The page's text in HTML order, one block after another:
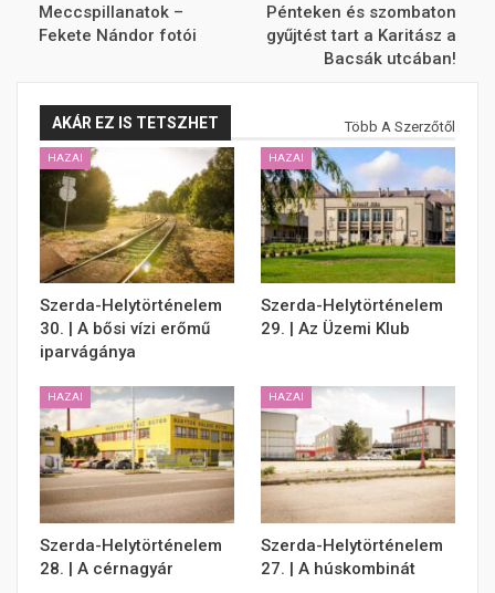
Meccspillanatok –
Fekete Nándor fotói
Pénteken és szombaton
gyűjtést tart a Karitász a
Bacsák utcában!
AKÁR EZ IS TETSZHET Több A Szerzőtől
HAZAI
Szerda-Helytörténelem
30. | A bősi vízi erőmű
iparvágánya
HAZAI
Szerda-Helytörténelem
29. | Az Üzemi Klub
HAZAI
Szerda-Helytörténelem
28. | A cérnagyár
HAZAI
Szerda-Helytörténelem
27. | A húskombinát